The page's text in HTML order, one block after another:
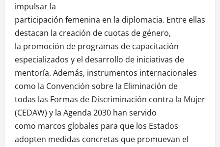
impulsar la
participación femenina en la diplomacia. Entre ellas
destacan la creación de cuotas de género,
la promoción de programas de capacitación
especializados y el desarrollo de iniciativas de
mentoría. Además, instrumentos internacionales
como la Convención sobre la Eliminación de
todas las Formas de Discriminación contra la Mujer
(CEDAW) y la Agenda 2030 han servido
como marcos globales para que los Estados
adopten medidas concretas que promuevan el